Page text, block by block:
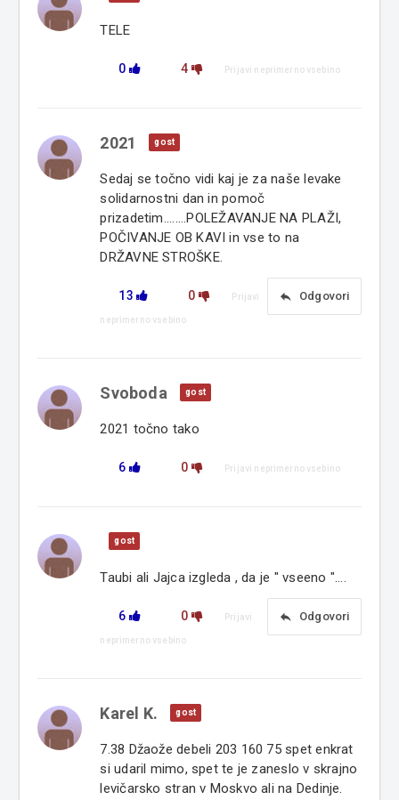
TELE
0 4 Prijavi neprimerno vsebino
2021 gost
Sedaj se točno vidi kaj je za naše levake
solidarnostni dan in pomoč
prizadetim........POLEŽAVANJE NA PLAŽI,
POČIVANJE OB KAVI in vse to na
DRŽAVNE STROŠKE.
13 0 reply Odgovori
Prijavi
neprimerno vsebino
Svoboda gost
2021 točno tako
6 0 Prijavi neprimerno vsebino
gost
Taubi ali Jajca izgleda , da je " vseeno "....
6 0 reply Odgovori
Prijavi
neprimerno vsebino
Karel K. gost
7.38 Džaože debeli 203 160 75 spet enkrat
si udaril mimo, spet te je zaneslo v skrajno
levičarsko stran v Moskvo ali na Dedinje.